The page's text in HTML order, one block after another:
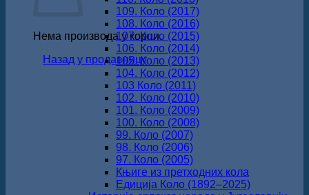
Нема производа у корпи.
Назад у продавницу
109. Коло (2017)
108. Коло (2016)
107. Коло (2015)
106. Коло (2014)
105. Коло (2013)
104. Коло (2012)
103 Коло (2011)
102. Коло (2010)
101. Коло (2009)
100. Коло (2008)
99. Коло (2007)
98. Коло (2006)
97. Коло (2005)
Књиге из претходних кола
Едиција Коло (1892‒2025)